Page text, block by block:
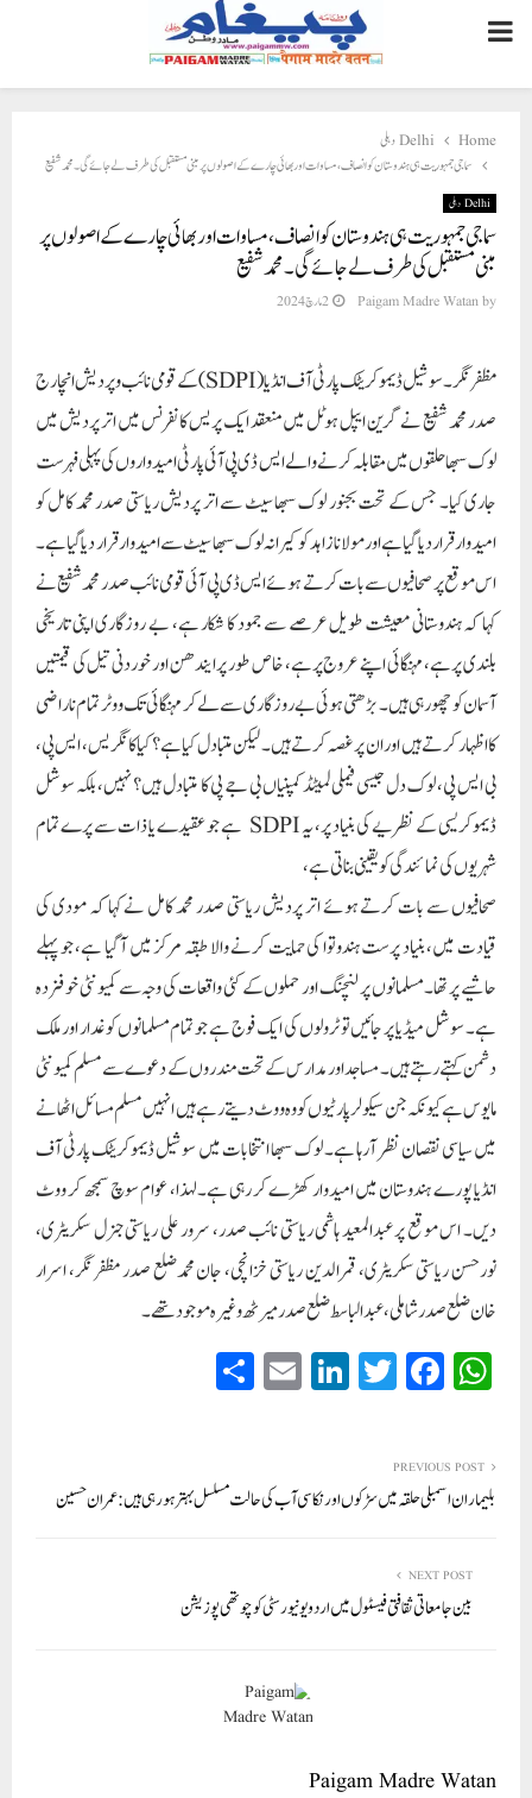
PRIMARY
MENU
Home
Delhi دہلی
سماجی جمہوریت ہی ہندوستان کو انصاف، مساوات اور بھائی چارے کے اصولوں پر مبنی مستقبل کی طرف لے جائے گی۔ محمد شفیع
Delhi دہلی
سماجی جمہوریت ہی ہندوستان کو انصاف، مساوات اور بھائی چارے کے اصولوں پر
مبنی مستقبل کی طرف لے جائے گی۔ محمد شفیع
by
Paigam Madre Watan 2 مارچ 2024
مظفر نگر۔سوشیل ڈیموکریٹک پارٹی آف انڈیا (SDPI) کے قومی نائب و پردیش انچارج
صدر محمد شفیع نے گرین ایپل ہوٹل میں منعقد ایک پریس کانفرنس میں اتر پردیش میں
لوک سبھا حلقوں میں مقابلہ کرنے والے ایس ڈی پی آئی پارٹی امیدواروں کی پہلی فہرست
جاری کیا۔ جس کے تحت بجنور لوک سبھا سیٹ سے اتر پردیش ریاستی صدر محمد کامل کو
امیدوار قرار دیا گیا ہے اورمولانا زاہد کو کیرانہ لوک سبھا سیٹ سے امیدوار قرار دیا گیا ہے۔
اس موقع پر صحافیوں سے بات کرتے ہوئے ایس ڈی پی آئی قومی نائب صدر محمد شفیع نے
کہا کہ ہندوستانی معیشت طویل عرصے سے جمود کا شکار ہے، بے روزگاری اپنی تاریخی
بلندی پر ہے، مہنگائی اپنے عروج پرہے، خاص طور پر ایندھن اور خوردنی تیل کی قیمتیں
آسمان کو چھو رہی ہیں۔ بڑھتی ہوئی بے روزگاری سے لے کر مہنگائی تک ووٹر تمام ناراضی
کا اظہار کرتے ہیں اور ان پر غصہ کرتے ہیں۔ لیکن متبادل کیا ہے؟ کیا کانگریس، ایس پی،
بی ایس پی، لوک دل جیسی فیملی لمیٹڈ کمپنیاں بی جے پی کا متبادل ہیں؟ نہیں، بلکہ سوشل
ڈیموکریسی کے نظریے کی بنیاد پر، یہ SDPI ہے جو عقیدے یا ذات سے پرے تمام
شہریوں کی نمائندگی کو یقینی بناتی ہے،
صحافیوں سے بات کرتے ہوئے اتر پردیش ریاستی صدر محمد کامل نے کہا کہ مودی کی
قیادت میں، بنیاد پرست ہندوتوا کی حمایت کرنے والا طبقہ مرکز میں آ گیا ہے، جو پہلے
حاشیے پر تھا۔ مسلمانوں پر لنچنگ اور حملوں کے کئی واقعات کی وجہ سے کمیونٹی خوفزدہ
ہے۔ سوشل میڈیا پر جائیں تو ٹرولوں کی ایک فوج ہے جو تمام مسلمانوں کو غدار اور ملک
دشمن کہتے رہتے ہیں۔ مساجد اور مدارس کے تحت مندروں کے دعوے سے مسلم کمیونٹی
مایوس ہے کیونکہ جن سیکولر پارٹیوں کو وہ ووٹ دیتے رہے ہیں انہیں مسلم مسائل اٹھانے
میں سیاسی نقصان نظر آرہا ہے۔ لوک سبھا انتخابات میں سوشیل ڈیموکریٹک پارٹی آف
انڈیا پورے ہندوستان میں امیدوار کھڑے کر رہی ہے۔لہذا، عوام سوچ سمجھ کر ووٹ
دیں۔ اس موقع پر عبدالمعید ہاشمی ریاستی نائب صدر، سرور علی ریاستی جنرل سکریٹری،
نورحسن ریاستی سکریٹری، قمرالدین ریاستی خزانچی، جان محمدضلع صدر مظفر نگر، اسرار
خان ضلع صدر شاملی، عبدالباسط ضلع صدر میرٹھ وغیرہ موجود تھے۔
W
ha
A
pp
Fa
ce
ok
T
wi
r
Li
nk
In
E
m
PREVIOUS POST
بلیماران اسمبلی حلقہ میں سڑکوں اور نکاسی آب کی حالت مسلسل بہتر ہو رہی ہیں : عمران حسین
NEXT POST
بین جامعاتی ثقافتی فیسٹول میں اردو یونیورسٹی کو چوتھی پوزیشن
Paigam Madre Watan